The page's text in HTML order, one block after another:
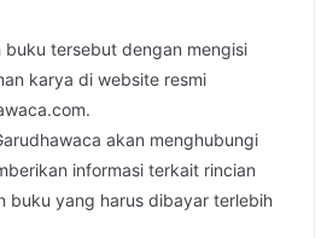
buku tersebut dengan mengisi
karya di website resmi
akan menghubungi
informasi terkait rincian
buku yang harus dibayar terlebih